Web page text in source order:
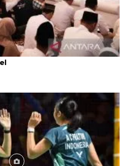
Muharam sebagai Lebaran